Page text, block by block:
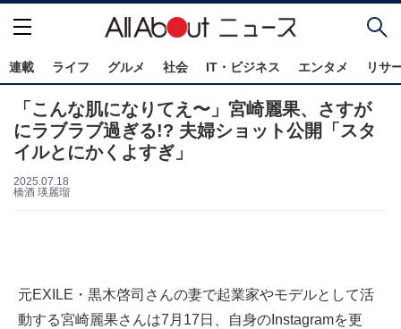
連載 ライフ グルメ 社会 IT・ビジネス エンタメ リサ
「こんな肌になりてえ〜」宮崎麗果、さすが
にラブラブ過ぎる!? 夫婦ショット公開「スタ
イルとにかくよすぎ」
2025.07.18
橋酒 瑛麗瑠
元EXILE・黒木啓司さんの妻で起業家やモデルとして活
動する宮崎麗果さんは7月17日、自身のInstagramを更